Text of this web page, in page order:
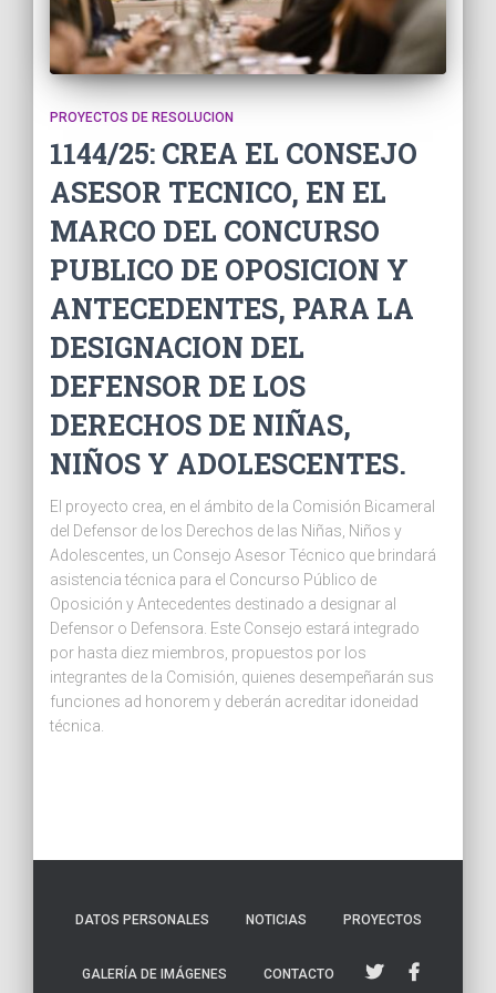
PROYECTOS DE RESOLUCION
1144/25: CREA EL CONSEJO
ASESOR TECNICO, EN EL
MARCO DEL CONCURSO
PUBLICO DE OPOSICION Y
ANTECEDENTES, PARA LA
DESIGNACION DEL
DEFENSOR DE LOS
DERECHOS DE NIÑAS,
NIÑOS Y ADOLESCENTES.
El proyecto crea, en el ámbito de la Comisión Bicameral
del Defensor de los Derechos de las Niñas, Niños y
Adolescentes, un Consejo Asesor Técnico que brindará
asistencia técnica para el Concurso Público de
Oposición y Antecedentes destinado a designar al
Defensor o Defensora. Este Consejo estará integrado
por hasta diez miembros, propuestos por los
integrantes de la Comisión, quienes desempeñarán sus
funciones ad honorem y deberán acreditar idoneidad
técnica.
DATOS PERSONALES NOTICIAS PROYECTOS
GALERÍA DE IMÁGENES CONTACTO